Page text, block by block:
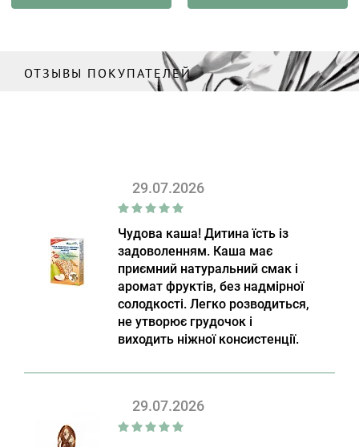
ОТЗЫВЫ ПОКУПАТЕЛЕЙ
29.07.2026
Чудова каша! Дитина їсть із
задоволенням. Каша має
приємний натуральний смак і
аромат фруктів, без надмірної
солодкості. Легко розводиться,
не утворює грудочок і
виходить ніжної консистенції.
29.07.2026